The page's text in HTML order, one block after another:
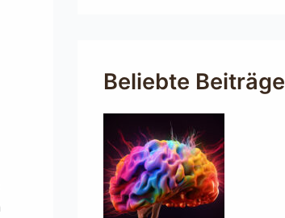
Beliebte Beiträge